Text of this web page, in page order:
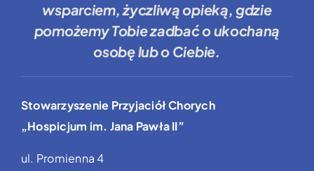
wsparciem, życzliwą opieką, gdzie
pomożemy Tobiezadbać o ukochaną
osobę lub o Ciebie.
Stowarzyszenie Przyjaciół Chorych
„Hospicjum im. Jana Pawła II”
ul. Promienna 4